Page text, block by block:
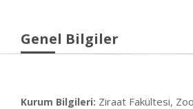
Genel Bilgiler
Kurum Bilgileri: Ziraat Fakültesi,